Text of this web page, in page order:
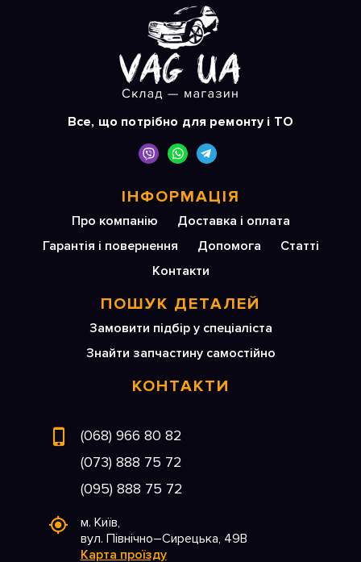
Все, що потрібно для ремонту і ТО
ІНФОРМАЦІЯ
Про компанію
Доставка і оплата
Гарантія і повернення
Допомога
Статті
Контакти
ПОШУК ДЕТАЛЕЙ
Замовити підбір у спеціаліста
Знайти запчастину самостійно
КОНТАКТИ
(068) 966 80 82
(073) 888 75 72
(095) 888 75 72
м. Київ,
вул. Північно–Сирецька, 49В
Карта проїзду